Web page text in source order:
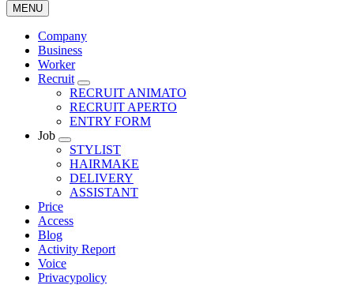
MENU
Company
Business
Worker
Recruit
RECRUIT ANIMATO
RECRUIT APERTO
ENTRY FORM
Job
STYLIST
HAIRMAKE
DELIVERY
ASSISTANT
Price
Access
Blog
Activity Report
Voice
Privacypolicy